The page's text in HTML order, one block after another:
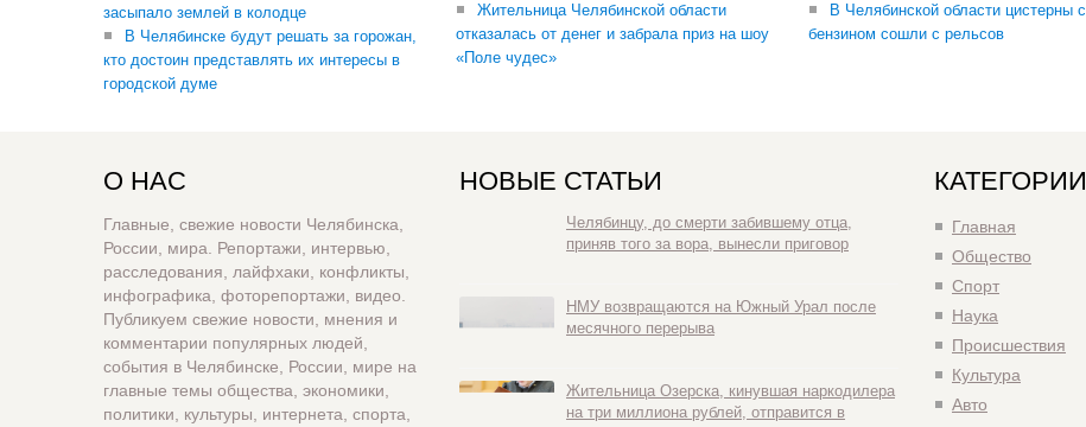
засыпало землей в колодце
В Челябинске будут решать за горожан,
кто достоин представлять их интересы в
городской думе
Жительница Челябинской области
отказалась от денег и забрала приз на шоу
«Поле чудес»
В Челябинской области цистерны с
бензином сошли с рельсов
О НАС
Главные, свежие новости Челябинска,
России, мира. Репортажи, интервью,
расследования, лайфхаки, конфликты,
инфографика, фоторепортажи, видео.
Публикуем свежие новости, мнения и
комментарии популярных людей,
события в Челябинске, России, мире на
главные темы общества, экономики,
политики, культуры, интернета, спорта,
НОВЫЕ СТАТЬИ
Челябинцу, до смерти забившему отца,
приняв того за вора, вынесли приговор
НМУ возвращаются на Южный Урал после
месячного перерыва
Жительница Озерска, кинувшая наркодилера
на три миллиона рублей, отправится в
КАТЕГОРИИ
Главная
Общество
Спорт
Наука
Происшествия
Культура
Авто